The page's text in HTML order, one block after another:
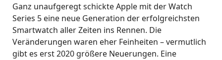
Ganz unaufgeregt schickte Apple mit der Watch
Series 5 eine neue Generation der erfolgreichsten
Smartwatch aller Zeiten ins Rennen. Die
Veränderungen waren eher Feinheiten – vermutlich
gibt es erst 2020 größere Neuerungen. Eine